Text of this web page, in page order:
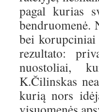
pagal kurias
bendruomenė.
bei
rezultato:
nuostoliai,
K.Čilinskas
kurią nors